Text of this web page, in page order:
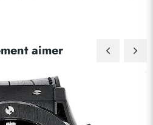
aimer